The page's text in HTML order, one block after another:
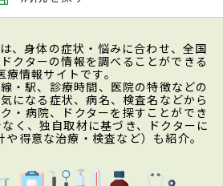
、身体の症状・悩みに合わせ、全国
クターの情報を調べることができる
療情報サイトです。
・駅、診療時間、医院の特徴などの
になる症状、病名、検査名などから
・病院、ドクターを探すことができ
く、独自取材に基づき、ドクターに
得意な治療・検査など）も紹介。